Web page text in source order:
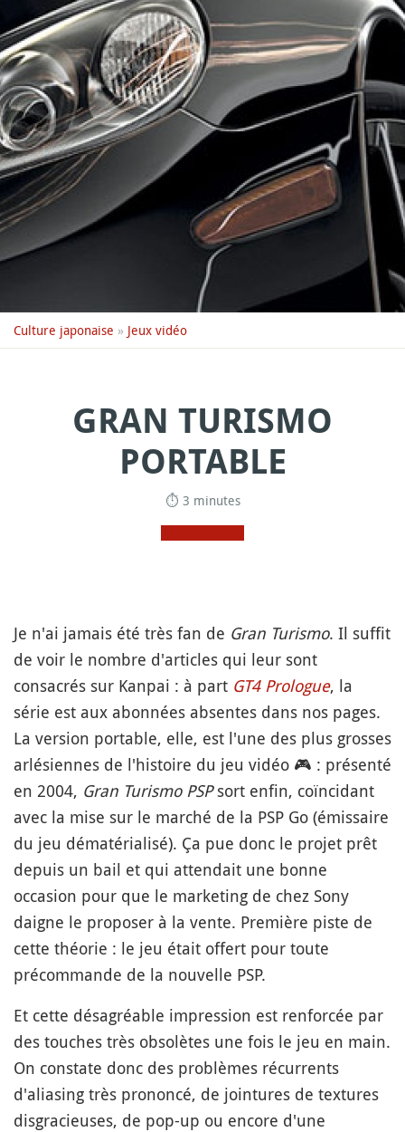
Culture japonaise » Jeux vidéo
GRAN TURISMO
PORTABLE
⏱ 3 minutes
Je n'ai jamais été très fan de Gran Turismo. Il suffit
de voir le nombre d'articles qui leur sont
consacrés sur Kanpai : à part GT4 Prologue, la
série est aux abonnées absentes dans nos pages.
La version portable, elle, est l'une des plus grosses
arlésiennes de l'histoire du jeu vidéo 🎮 : présenté
en 2004, Gran Turismo PSPsort enfin, coïncidant
avec la mise sur le marché de la PSP Go (émissaire
du jeu dématérialisé). Ça pue donc le projet prêt
depuis un bail et qui attendait une bonne
occasion pour que le marketing de chez Sony
daigne le proposer à la vente. Première piste de
cette théorie : le jeu était offert pour toute
précommande de la nouvelle PSP.
Et cette désagréable impression est renforcée par
des touches très obsolètes une fois le jeu en main.
On constate donc des problèmes récurrents
d'aliasing très prononcé, de jointures de textures
disgracieuses, de pop-up ou encore d'une